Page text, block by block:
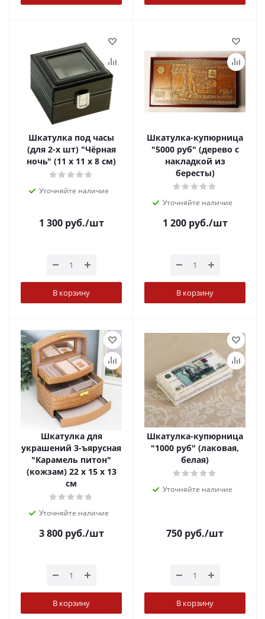
Шкатулка под часы
(для 2-х шт) "Чёрная
ночь" (11 х 11 х 8 см)
Уточняйте наличие
1 300руб./шт
В корзину
Шкатулка-купюрница
"5000 руб" (дерево с
накладкой из
бересты)
Уточняйте наличие
1 200руб./шт
В корзину
Шкатулка для
украшений 3-ъярусная
"Карамель питон"
(кожзам) 22 х 15 х 13
см
Уточняйте наличие
3 800руб./шт
В корзину
Шкатулка-купюрница
"1000 руб" (лаковая,
белая)
Уточняйте наличие
750 руб./шт
В корзину